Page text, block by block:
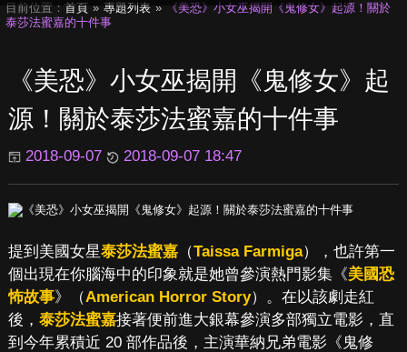
目前位置： 首頁 專題列表
《美恐》小女巫揭開《鬼修女》起源！關於
泰莎法蜜嘉的十件事
《美恐》小女巫揭開《鬼修女》起
源！關於泰莎法蜜嘉的十件事
2018-09-07 2018-09-07 18:47
提到美國女星泰莎法蜜嘉（Taissa Farmiga），也許第一
個出現在你腦海中的印象就是她曾參演熱門影集《美國恐
怖故事》（American Horror Story）。在以該劇走紅
後， 泰莎法蜜嘉接著便前進大銀幕參演多部獨立電影，直
到今年累積近 20 部作品後，主演華納兄弟電影《鬼修